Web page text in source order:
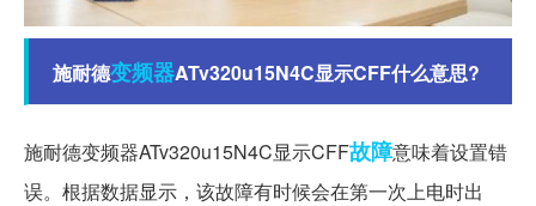
施耐德变频器ATv320u15N4C显示CFF什么意思?
施耐德变频器ATv320u15N4C显示CFF故障意味着设置错
误。根据数据显示，该故障有时候会在第一次上电时出